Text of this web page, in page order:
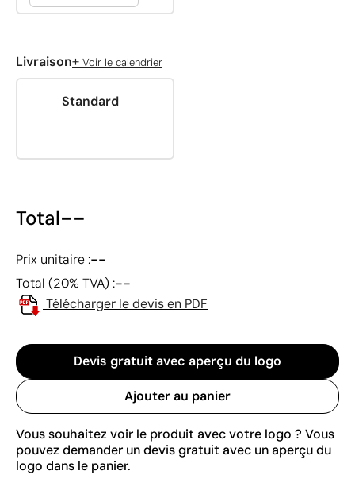
Livraison+ Voir le calendrier
Standard
Total--
Prix unitaire :--
Total (20% TVA) :--
Télécharger le devis en PDF
Devis gratuit avec aperçu du logo
Ajouter au panier
Vous souhaitez voir le produit avec votre logo ? Vous
pouvez demander un devis gratuit avec un aperçu du
logo dans le panier.